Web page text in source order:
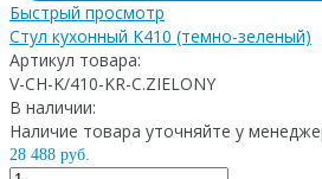
Быстрый просмотр
Стул кухонный K410 (темно-зеленый)
Артикул товара:
V-CH-K/410-KR-C.ZIELONY
В наличии:
Наличие товара уточняйте у
28 488 руб.